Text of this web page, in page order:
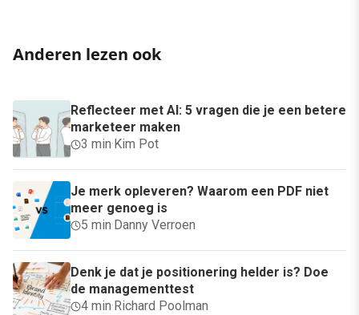
Anderen lezen ook
Reflecteer met AI: 5 vragen die je een betere
marketeer maken
3 min·Kim Pot
Je merk opleveren? Waarom een PDF niet
meer genoeg is
5 min·Danny Verroen
Denk je dat je positionering helder is? Doe
de managementtest
4 min·Richard Poolman